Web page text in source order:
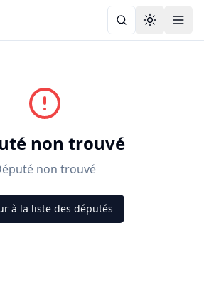
Toggle
non trouvé
non trouvé
à la liste des députés